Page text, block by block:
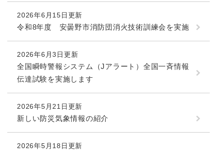
2026年6月15日更新
令和8年度 安曇野市消防団消火技術訓練会を実施
2026年6月3日更新
全国瞬時警報システム（Jアラート）全国一斉情報
伝達試験を実施します
2026年5月21日更新
新しい防災気象情報の紹介
2026年5月18日更新